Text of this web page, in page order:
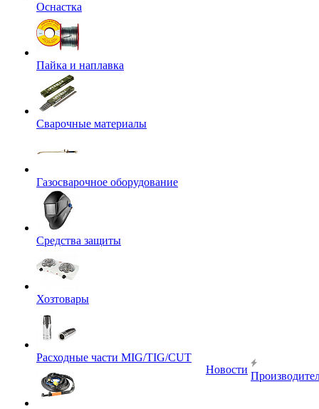
Оснастка
Пайка и наплавка
Сварочные материалы
Газосварочное оборудование
Средства защиты
Хозтовары
Расходные части MIG/TIG/CUT
Новости